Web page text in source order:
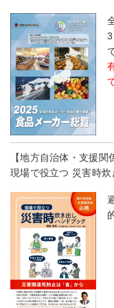
【地方自治体・支援関
現場で役立つ 災害時炊